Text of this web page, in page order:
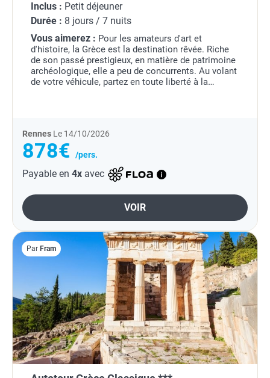
Inclus : Petit déjeuner
Durée : 8 jours / 7 nuits
Vous aimerez : Pour les amateurs d'art et
d'histoire, la Grèce est la destination rêvée. Riche
de son passé prestigieux, en matière de patrimoine
archéologique, elle a peu de concurrents. Au volant
de votre véhicule, partez en toute liberté à la
Rennes Le 14/10/2026
878€ /pers.
Payable en 4x avec
VOIR
Par Fram